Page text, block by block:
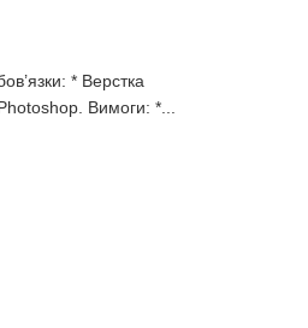
* Верстка
Вимоги: *...